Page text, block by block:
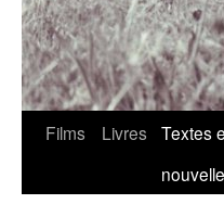
Films Livres
Textes